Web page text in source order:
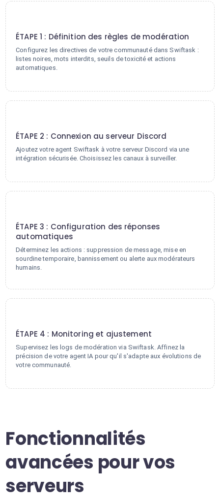
ÉTAPE 1 : Définition des règles de modération
Configurez les directives de votre communauté dans Swiftask :
listes noires, mots interdits, seuils de toxicité et actions
automatiques.
ÉTAPE 2 : Connexion au serveur Discord
Ajoutez votre agent Swiftask à votre serveur Discord via une
intégration sécurisée. Choisissez les canaux à surveiller.
ÉTAPE 3 : Configuration des réponses
automatiques
Déterminez les actions : suppression de message, mise en
sourdine temporaire, bannissement ou alerte aux modérateurs
humains.
ÉTAPE 4 : Monitoring et ajustement
Supervisez les logs de modération via Swiftask. Affinez la
précision de votre agent IA pour qu'il s'adapte aux évolutions de
votre communauté.
Fonctionnalités
avancées pour vos
serveurs